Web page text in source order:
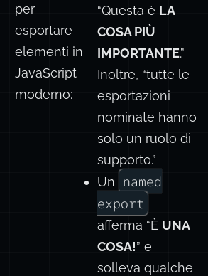
per
esportare
elementi in
JavaScript
moderno:
“Questa è LA
COSA PIÙ
IMPORTANTE.”
Inoltre, “tutte le
esportazioni
nominate hanno
solo un ruolo di
supporto.”
Un
named
export
afferma “È UNA
COSA!” e
solleva qualche